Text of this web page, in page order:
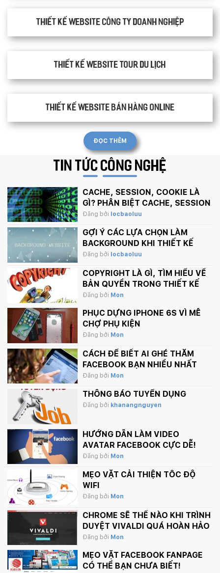
Thiết kế website công ty doanh nghiệp
Thiết kế website tour du lịch
Thiết kế website bán hàng Online
ĐỌC THÊM
TIN TỨCCÔNG NGHỆ
CACHE, SESSION, COOKIE LÀ
GÌ? PHÂN BIỆT CACHE, SESSION
VÀ COOKIE
Đăng bởi locbaoluu
GỢI Ý CÁC LỰA CHỌN LÀM
BACKGROUND KHI THIẾT KẾ
WEBSITE
Đăng bởi locbaoluu
COPYRIGHT LÀ GÌ, TÌM HIỂU VỀ
BẢN QUYỀN TRONG THIẾT KẾ
Đăng bởi Mon
PHỤC DỰNG IPHONE 6S VÌ MÊ
CHỢ PHỤ KIỆN
Đăng bởi Mon
CÁCH ĐỂ BIẾT AI GHÉ THĂM
FACEBOOK BẠN NHIỀU NHẤT
Đăng bởi Mon
THÔNG BÁO TUYỂN DỤNG
Đăng bởi khanangnguyen
HƯỚNG DẪN LÀM VIDEO
AVATAR FACEBOOK CỰC DỄ!
Đăng bởi Mon
MẸO VẶT CẢI THIỆN TỐC ĐỘ
WIFI
Đăng bởi Mon
CHROME SẼ THẾ NÀO KHI TRÌNH
DUYỆT VIVALDI QUÁ HOÀN HẢO
Đăng bởi Mon
MẸO VẶT FACEBOOK FANPAGE
CÓ THỂ BẠN CHƯA BIẾT!